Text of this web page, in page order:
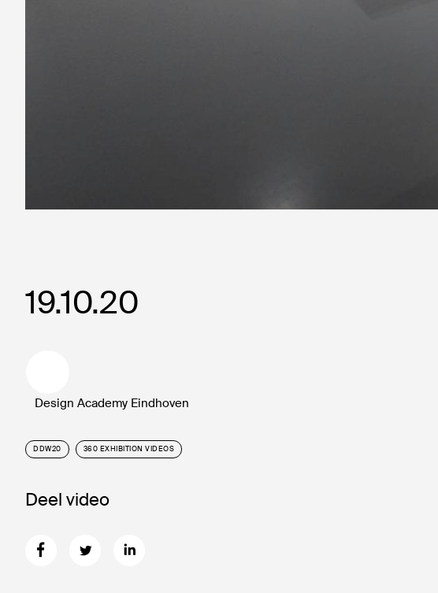
19.10.20
Design Academy Eindhoven
DDW20 360 EXHIBITION VIDEOS
Deel video